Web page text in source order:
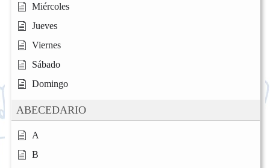
Miércoles
Jueves
Viernes
Sábado
Domingo
ABECEDARIO
A
B